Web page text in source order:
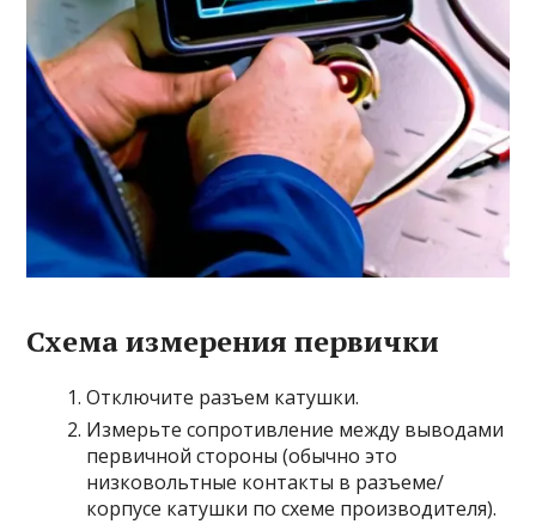
Схема измерения первички
Отключите разъем катушки.
Измерьте сопротивление между выводами
первичной стороны (обычно это
низковольтные контакты в разъеме/
корпусе катушки по схеме производителя).